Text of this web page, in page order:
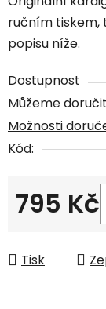
ručním tiskem,
popisu níže.
Dostupnost
Můžeme
Možnosti
Kód:
795 Kč
Tisk